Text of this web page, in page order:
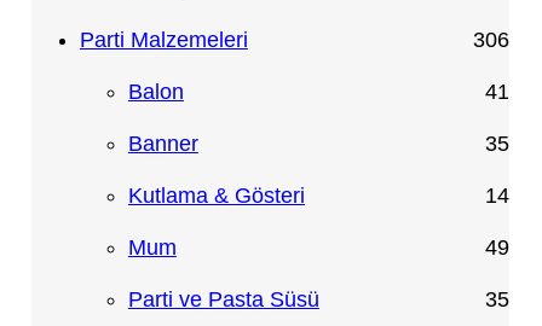
nür
n
5
r
ü
n
Parti Malzemeleri 3063
6
ü
r
ü
Balon 41
1
ü
r
ü
Banner 353
5
ü
r
Kutlama & Gösteri 141
4
ü
Mum 494
9
Parti ve Pasta Süsü 353